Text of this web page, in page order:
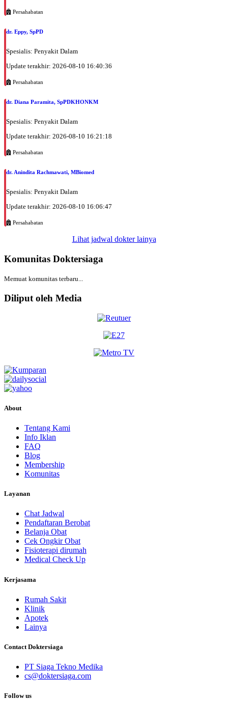
Sabtu, 05/09/2026
Jam 12:00 - 17:00
EKSEKUTIF
Selasa, 08/09/2026
EKSEKUTIF
Persahabatan
dr. Eppy, SpPD
Spesialis: Penyakit Dalam
Update terakhir: 2026-08-10 16:40:36
Persahabatan
dr. Diana Paramita, SpPDKHONKM
Spesialis: Penyakit Dalam
Update terakhir: 2026-08-10 16:21:18
Persahabatan
dr. Anindita Rachmawati, MBiomed
Spesialis: Penyakit Dalam
Update terakhir: 2026-08-10 16:06:47
Persahabatan
Lihat jadwal dokter lainya
Komunitas Doktersiaga
Memuat komunitas terbaru...
Diliput oleh Media
About
Tentang Kami
Info Iklan
FAQ
Blog
Membership
Komunitas
Layanan
Chat Jadwal
Pendaftaran Berobat
Belanja Obat
Cek Ongkir Obat
Fisioterapi dirumah
Medical Check Up
Kerjasama
Rumah Sakit
Klinik
Apotek
Lainya
Contact Doktersiaga
PT Siaga Tekno Medika
cs@doktersiaga.com
Follow us